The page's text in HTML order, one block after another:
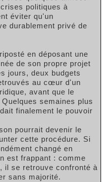
politiques à
éviter qu'un
durablement privé de
en déposant une
de son propre projet
jours, deux budgets
au cœur d'un
avant que le
semaines plus
finalement le pouvoir
pourrait devenir le
cette procédure. Si
changé en
est frappant : comme
il se retrouve confronté à
sans majorité.